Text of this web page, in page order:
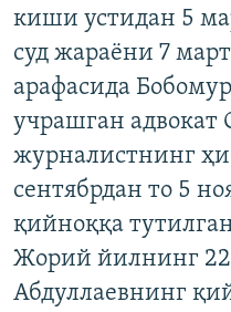
киши устидан 5
суд жараёни 7
арафасида
учрашган адвокат
журналистнинг
сентябрдан то 5
қийноққа
Жорий йилнинг 22
Абдуллаевнинг